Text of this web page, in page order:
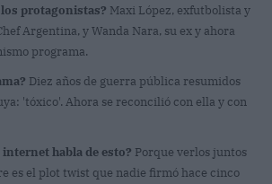
protagonistas? Maxi López, exfutbolista y
Argentina, y Wanda Nara, su ex y ahora
programa.
Diez años de guerra pública resumidos
'tóxico'. Ahora se reconcilió con ella y con
habla de esto? Porque verlos juntos
es el plot twist que nadie firmó hace cinco